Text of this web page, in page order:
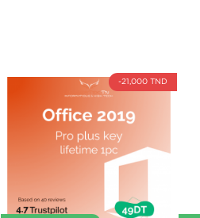
-21,000 TND